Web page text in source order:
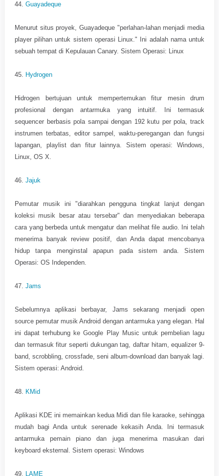
44. Guayadeque
Menurut situs proyek, Guayadeque "perlahan-lahan menjadi media
player pilihan untuk sistem operasi Linux." Ini adalah nama untuk
sebuah tempat di Kepulauan Canary. Sistem Operasi: Linux
45. Hydrogen
Hidrogen bertujuan untuk mempertemukan fitur mesin drum
profesional dengan antarmuka yang intuitif. Ini termasuk
sequencer berbasis pola sampai dengan 192 kutu per pola, track
instrumen terbatas, editor sampel, waktu-peregangan dan fungsi
lapangan, playlist dan fitur lainnya. Sistem operasi: Windows,
Linux, OS X.
46. Jajuk
Pemutar musik ini "diarahkan pengguna tingkat lanjut dengan
koleksi musik besar atau tersebar" dan menyediakan beberapa
cara yang berbeda untuk mengatur dan melihat file audio. Ini telah
menerima banyak review positif, dan Anda dapat mencobanya
hidup tanpa menginstal apapun pada sistem anda. Sistem
Operasi: OS Independen.
47. Jams
Sebelumnya aplikasi berbayar, Jams sekarang menjadi open
source pemutar musik Android dengan antarmuka yang elegan. Hal
ini dapat terhubung ke Google Play Music untuk pembelian lagu
dan termasuk fitur seperti dukungan tag, daftar hitam, equalizer 9-
band, scrobbling, crossfade, seni album-download dan banyak lagi.
Sistem operasi: Android.
48. KMid
Aplikasi KDE ini memainkan kedua Midi dan file karaoke, sehingga
mudah bagi Anda untuk serenade kekasih Anda. Ini termasuk
antarmuka pemain piano dan juga menerima masukan dari
keyboard eksternal. Sistem operasi: Windows
49. LAME